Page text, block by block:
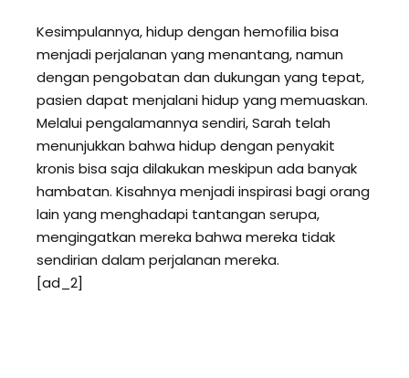
Kesimpulannya, hidup dengan hemofilia bisa
menjadi perjalanan yang menantang, namun
dengan pengobatan dan dukungan yang tepat,
pasien dapat menjalani hidup yang memuaskan.
Melalui pengalamannya sendiri, Sarah telah
menunjukkan bahwa hidup dengan penyakit
kronis bisa saja dilakukan meskipun ada banyak
hambatan. Kisahnya menjadi inspirasi bagi orang
lain yang menghadapi tantangan serupa,
mengingatkan mereka bahwa mereka tidak
sendirian dalam perjalanan mereka.
[ad_2]